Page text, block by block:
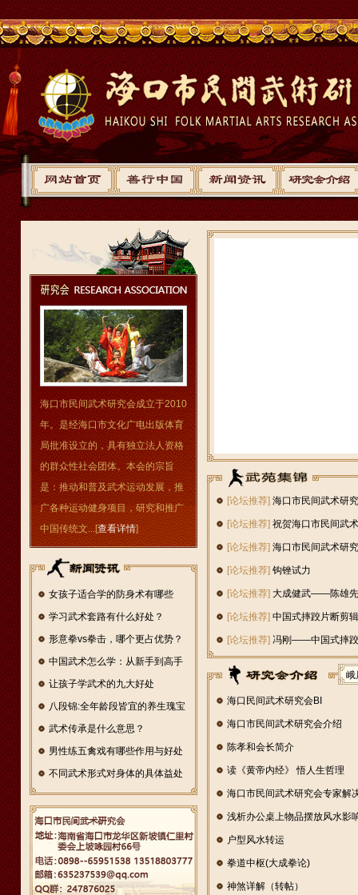
海口市民间武术研究会成立于2010
年。是经海口市文化广电出版体育
局批准设立的，具有独立法人资格
的群众性社会团体。本会的宗旨
是：推动和普及武术运动发展，推
广各种运动健身项目，研究和推广
中国传统文...[查看详情]
女孩子适合学的防身术有哪些
学习武术套路有什么好处？
形意拳vs拳击，哪个更占优势？
中国武术怎么学：从新手到高手
的
让孩子学武术的九大好处
八段锦:全年龄段皆宜的养生瑰宝
武术传承是什么意思？
男性练五禽戏有哪些作用与好处
不同武术形式对身体的具体益处
有
[论坛推荐] 海口市民间武术研
[论坛推荐] 祝贺海口市民间武
仑决
[论坛推荐] 海口市民间武术研
比赛
[论坛推荐] 钩锉试力
[论坛推荐] 大成健武——陈雄
[论坛推荐] 中国式摔跤片断剪辑
[论坛推荐] 冯刚——中国式摔
峨
海口民间武术研究会BI
海口市民间武术研究会介绍
陈孝和会长简介
读《黄帝内经》 悟人生哲理
海口市民间武术研究会专家解
浅析办公桌上物品摆放风水影
户型风水转运
拳道中枢(大成拳论)
神煞详解（转帖）